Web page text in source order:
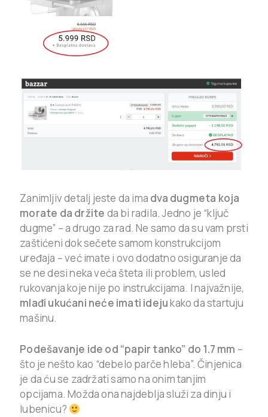
Zanimljiv detalj jeste da ima dva dugmeta koja
morate da držite da bi radila. Jedno je “ključ
dugme” – a drugo za rad. Ne samo da su vam prsti
zaštićeni dok sečete samom konstrukcijom
uređaja – već imate i ovo dodatno osiguranje da
se ne desi neka veća šteta ili problem, usled
rukovanja koje nije po instrukcijama. I najvažnije,
mlađi ukućani neće imati idejukako da startuju
mašinu.
Podešavanje ide od “papir tanko” do 1.7 mm –
što je nešto kao “debelo parče hleba”. Činjenica
je da ću se zadržati samo na onim tanjim
opcijama. Možda ona najdeblja služi za dinju i
lubenicu?